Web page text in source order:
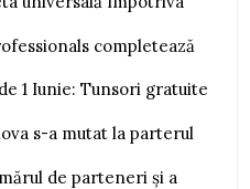
completează
1 Iunie: Tunsori gratuite
s-a mutat la parterul
de parteneri și a